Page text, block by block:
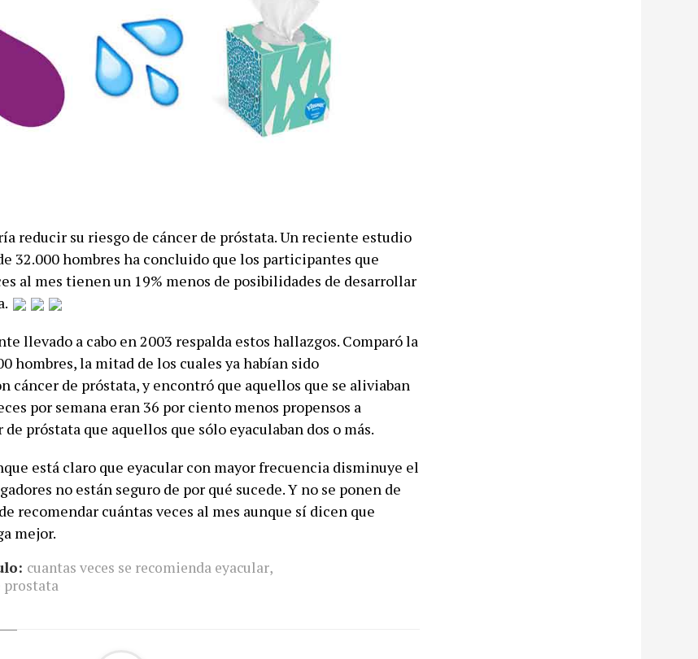
reducir su riesgo de cáncer de próstata. Un reciente estudio
32.000 hombres ha concluido que los participantes que
al mes tienen un 19% menos de posibilidades de desarrollar
llevado a cabo en 2003 respalda estos hallazgos. Comparó la
hombres, la mitad de los cuales ya habían sido
cáncer de próstata, y encontró que aquellos que se aliviaban
por semana eran 36 por ciento menos propensos a
próstata que aquellos que sólo eyaculaban dos o más.
está claro que eyacular con mayor frecuencia disminuye el
no están seguro de por qué sucede. Y no se ponen de
recomendar cuántas veces al mes aunque sí dicen que
mejor.
cuantas veces se recomienda eyacular,
prostata